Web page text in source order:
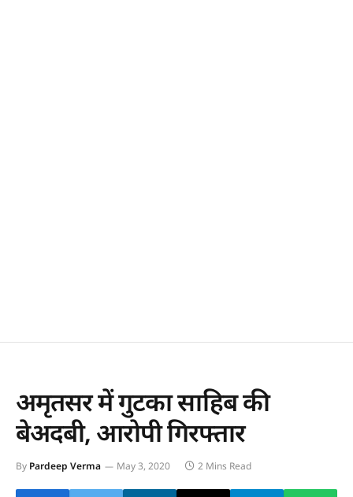
अमृतसर में गुटका साहिब की
बेअदबी, आरोपी गिरफ्तार
By Pardeep Verma May 3, 2020 2 Mins Read